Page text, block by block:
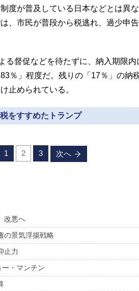
度が普及している日本などとは異な
、市民が普段から税逃れ、過少申
督促などを待たずに、納入期限内
％」程度だ。残りの「17％」の納
止められている。
をすすめたトランプ
1 2 3 次へ
改悪へ
の景気浮揚戦略
止力
ー・マンチン